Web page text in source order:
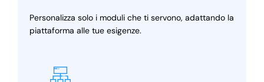
Personalizza solo i moduli che ti servono, adattando la
piattaforma alle tue esigenze.